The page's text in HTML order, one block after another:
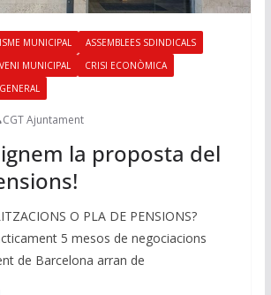
MUNICIPAL
ASSEMBLEES SDINDICALS
MUNICIPAL
CRISI ECONÒMICA
GENERAL
CGT Ajuntament
la proposta del
O PLA DE PENSIONS?
5 mesos de negociacions
de Barcelona arran de